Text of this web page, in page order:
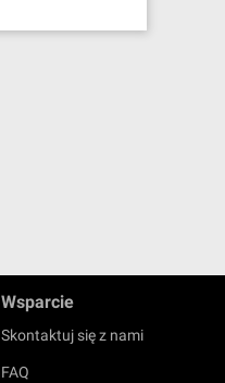
Wsparcie
Skontaktuj się z nami
FAQ